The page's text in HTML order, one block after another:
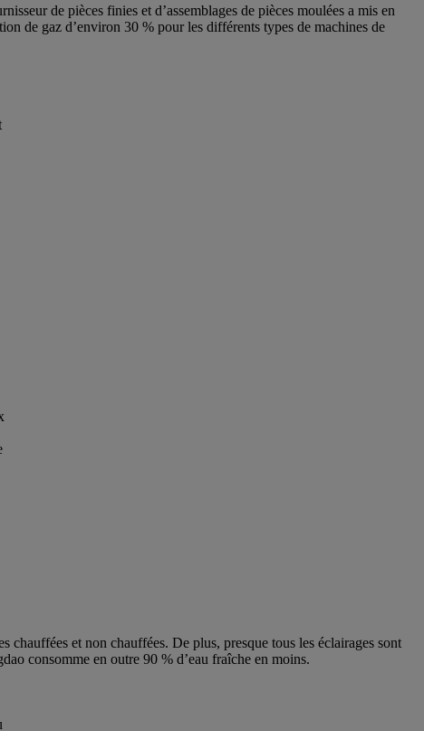
de pièces finies et d’assemblages de pièces moulées a mis en
de gaz d’environ 30 % pour les différents types de machines de
chauffées et non chauffées. De plus, presque tous les éclairages sont
consomme en outre 90 % d’eau fraîche en moins.